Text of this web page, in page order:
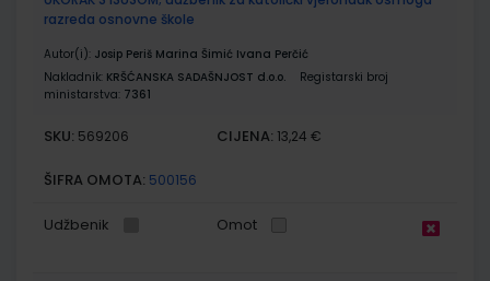
razreda osnovne škole
Autor(i): Josip Periš Marina Šimić Ivana Perčić
Nakladnik: KRŠĆANSKA SADAŠNJOST d.o.o.
Registarski broj
ministarstva: 7361
SKU: 569206 CIJENA: 13,24 €
ŠIFRA OMOTA: 500156
Udžbenik Omot